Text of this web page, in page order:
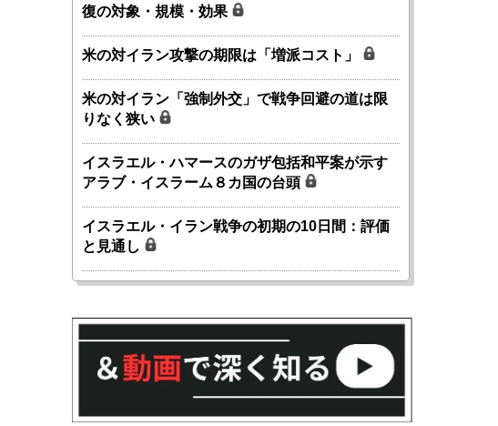
復の対象・規模・効果
米の対イラン攻撃の期限は「増派コスト」
米の対イラン「強制外交」で戦争回避の道は限
りなく狭い
イスラエル・ハマースのガザ包括和平案が示す
アラブ・イスラーム８カ国の台頭
イスラエル・イラン戦争の初期の10日間：評価
と見通し